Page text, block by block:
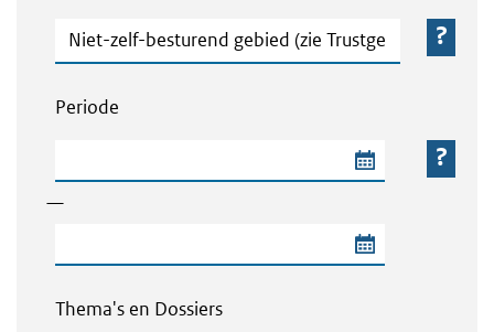
Trefwoord
Periode
—
Thema's en Dossiers